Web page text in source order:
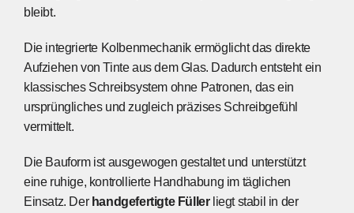
bleibt.
Die integrierte Kolbenmechanik ermöglicht das direkte
Aufziehen von Tinte aus dem Glas. Dadurch entsteht ein
klassisches Schreibsystem ohne Patronen, das ein
ursprüngliches und zugleich präzises Schreibgefühl
vermittelt.
Die Bauform ist ausgewogen gestaltet und unterstützt
eine ruhige, kontrollierte Handhabung im täglichen
Einsatz. Der handgefertigte Füllerliegt stabil in der